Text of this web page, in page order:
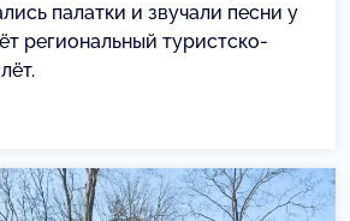
палатки и звучали песни у
региональный туристско-